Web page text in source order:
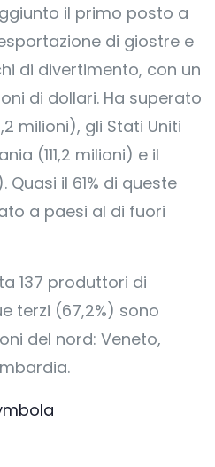
il primo posto a
di giostre e
di divertimento, con un
di dollari. Ha superato
milioni), gli Stati Uniti
(111,2 milioni) e il
il 61% di queste
a paesi al di fuori
137 produttori di
terzi (67,2%) sono
del nord: Veneto,